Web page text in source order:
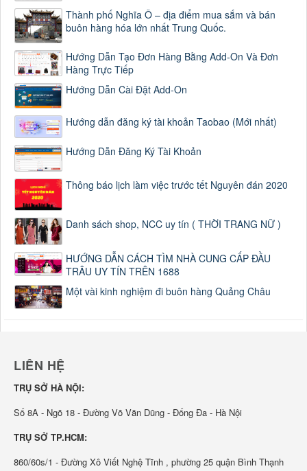
Thành phố Nghĩa Ô – địa điểm mua sắm và bán
buôn hàng hóa lớn nhất Trung Quốc.
Hướng Dẫn Tạo Đơn Hàng Bằng Add-On Và Đơn
Hàng Trực Tiếp
Hướng Dẫn Cài Đặt Add-On
Hướng dẫn đăng ký tài khoản Taobao (Mới nhất)
Hướng Dẫn Đăng Ký Tài Khoản
Thông báo lịch làm việc trước tết Nguyên đán 2020
Danh sách shop, NCC uy tín ( THỜI TRANG NỮ )
HƯỚNG DẪN CÁCH TÌM NHÀ CUNG CẤP ĐẦU
TRÂU UY TÍN TRÊN 1688
Một vài kinh nghiệm đi buôn hàng Quảng Châu
LIÊN HỆ
TRỤ SỞ HÀ NỘI:
Số 8A - Ngõ 18 - Đường Võ Văn Dũng - Đống Đa - Hà Nội
TRỤ SỞ TP.HCM:
860/60s/1 - Đường Xô Viết Nghệ Tĩnh , phường 25 quận Bình Thạnh